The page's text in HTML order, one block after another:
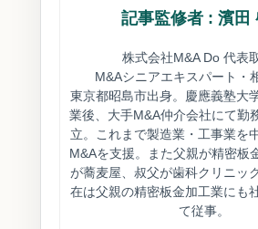
記事監修者 : 濱田
株式会社M&A Do 代表
M&Aシニアエキスパート・
東京都昭島市出身。慶應義塾大
業後、大手M&A仲介会社にて勤
立。これまで製造業・工事業を
M&Aを支援。また父親が精密板
が蕎麦屋、叔父が歯科クリニッ
在は父親の精密板金加工業にも
て従事。